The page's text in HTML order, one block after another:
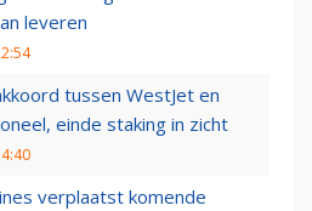
leveren
tussen WestJet en
einde staking in zicht
verplaatst komende